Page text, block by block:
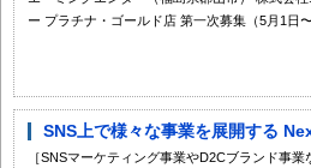
ー プラチナ・ゴールド店 第一次募集（5月1日
SNS上で様々な事業を展開する
［SNSマーケティング事業やD2Cブランド事